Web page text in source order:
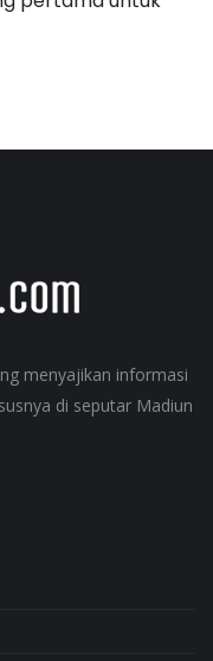
menyajikan informasi
di seputar Madiun